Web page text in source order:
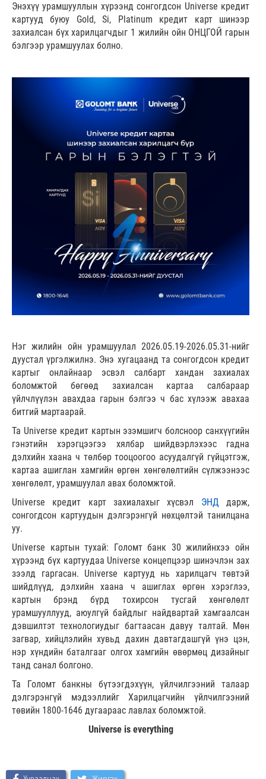
Энэхүү урамшууллын хүрээнд сонгогдсон Universe кредит
картууд буюу Gold, Si, Platinum кредит карт шинээр
захиалсан бүх харилцагчдыг 1 жилийн ойн ОНЦГОЙ гарын
бэлгээр урамшуулах болно.
Нэг жилийн ойн урамшуулал 2026.05.19-2026.05.31-нийг
дуустал үргэлжилнэ. Энэ хугацаанд та сонгогдсон кредит
картыг онлайнаар эсвэл салбарт хандан захиалах
боломжтой бөгөөд захиалсан картаа салбараар
үйлчлүүлэн авахдаа гарын бэлгээ ч бас хүлээж авахаа
битгий мартаарай.
Та Universe кредит картын эзэмшигч болсноор санхүүгийн
гэнэтийн хэрэгцээгээ хялбар шийдвэрлэхээс гадна
дэлхийн хаана ч төлбөр тооцоогоо асуудалгүй гүйцэтгэж,
картаа ашиглан хамгийн өргөн хөнгөлөлтийн сүлжээнээс
хөнгөлөлт, урамшуулал авах боломжтой.
Universe кредит карт захиалахыг хүсвэл ЭНД дарж,
сонгогдсон картуудын дэлгэрэнгүй нөхцөлтэй танилцана
уу.
Universe картын тухай: Голомт банк 30 жилийнхээ ойн
хүрээнд бүх картуудаа Universe концепцээр шинэчлэн зах
зээлд гаргасан. Universe картууд нь харилцагч төвтэй
шийдлүүд, дэлхийн хаана ч ашиглах өргөн хэрэглээ,
картын брэнд бүрд тохирсон тусгай хөнгөлөлт
урамшууллууд, аюулгүй байдлыг найдвартай хамгаалсан
дэвшилтэт технологиудыг багтаасан давуу талтай. Мөн
загвар, хийцлэлийн хувьд дахин давтагдашгүй үнэ цэн,
нэр хүндийн баталгааг олгох хамгийн өвөрмөц дизайныг
танд санал болгоно.
Та Голомт банкны бүтээгдэхүүн, үйлчилгээний талаар
дэлгэрэнгүй мэдээллийг Харилцагчийн үйлчилгээний
төвийн 1800-1646 дугаараас лавлах боломжтой.
Universe is everything